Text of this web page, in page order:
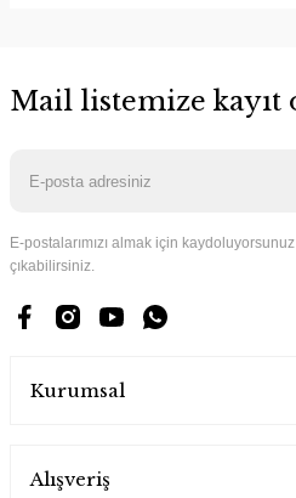
Mail listemize kayıt
E-postalarımızı almak için
çıkabilirsiniz.
Kurumsal
Alışveriş